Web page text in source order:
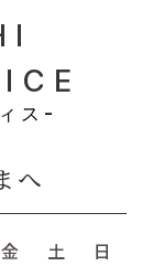
ス-
へ
金 土 日